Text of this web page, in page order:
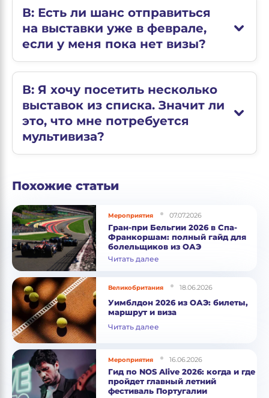
В: Есть ли шанс отправиться
на выставки уже в феврале,
если у меня пока нет визы?
В: Я хочу посетить несколько
выставок из списка. Значит ли
это, что мне потребуется
мультивиза?
Похожие статьи
Мероприятия 07.07.2026
Гран-при Бельгии 2026 в Спа-
Франкоршам: полный гайд для
болельщиков из ОАЭ
Читать далее
Великобритания 18.06.2026
Уимблдон 2026 из ОАЭ: билеты,
маршрут и виза
Читать далее
Мероприятия 16.06.2026
Гид по NOS Alive 2026: когда и где
пройдет главный летний
фестиваль Португалии